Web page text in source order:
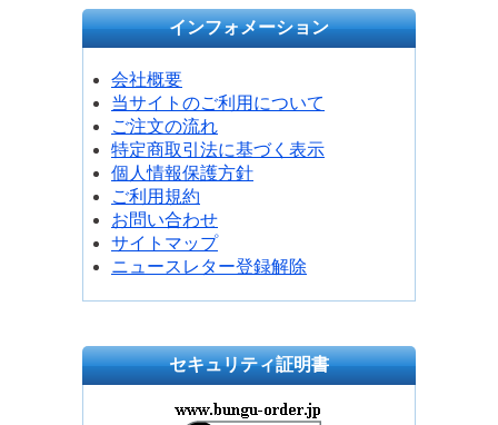
インフォメーション
会社概要
当サイトのご利用について
ご注文の流れ
特定商取引法に基づく表示
個人情報保護方針
ご利用規約
お問い合わせ
サイトマップ
ニュースレター登録解除
セキュリティ証明書